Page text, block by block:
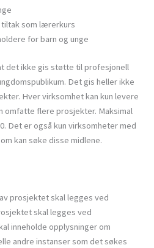
som lærerkurs
for barn og unge
det ikke gis støtte til profesjonell
Det gis heller ikke
Hver virksomhet kan kun levere
omfatte flere prosjekter. Maksimal
Det er også kun virksomheter med
kan søke disse midlene.
prosjektet skal legges ved
skal legges ved
inneholde opplysninger om
andre instanser som det søkes